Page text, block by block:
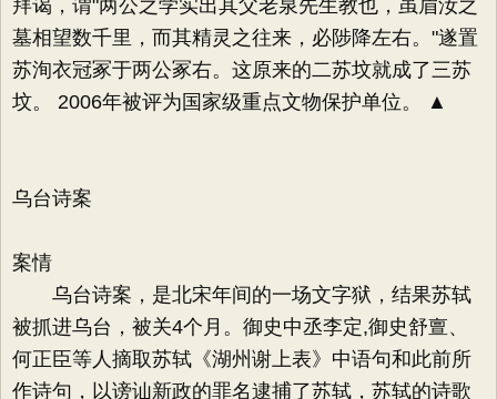
拜谒，谓"两公之学实出其父老泉先生教也，虽眉汝之
墓相望数千里，而其精灵之往来，必陟降左右。"遂置
苏洵衣冠冢于两公冢右。这原来的二苏坟就成了三苏
坟。 2006年被评为国家级重点文物保护单位。 ▲
乌台诗案
案情
乌台诗案，是北宋年间的一场文字狱，结果苏轼
被抓进乌台，被关4个月。御史中丞李定,御史舒亶、
何正臣等人摘取苏轼《湖州谢上表》中语句和此前所
作诗句，以谤讪新政的罪名逮捕了苏轼，苏轼的诗歌